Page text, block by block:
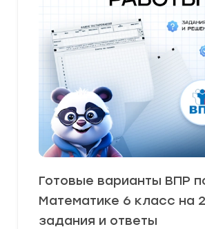
Готовые варианты ВПР
Математике 6 класс на
задания и ответы